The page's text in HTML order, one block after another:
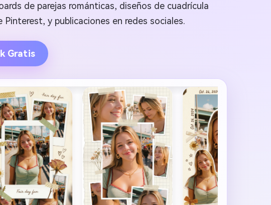
de parejas románticas, diseños de cuadrícula
y publicaciones en redes sociales.
Gratis